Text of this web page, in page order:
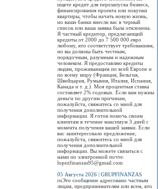
ищете кредит для перезапуска бизнеса,
финансирования проекта или покупки
квартиры, чтобы начать новую жизнь,
но ваши банки внесли вас в черный
список или ваша заявка была отклонена.
Я частный кредитор, предлагающий
кредиты от 2000 до 7 500 000 евро
любому, кто соответствует требованиям,
но вы должны быть честным,
порядочным, разумным и надежным
человеком. Я предоставляю кредиты
людям, проживающим по всей Европе и
по всему миру (Франция, Бельгия,
Швейцария, Румыния, Италия, Испания,
Канада и т. д.). Моя процентная ставка
составляет 2% годовых. Если вам нужны
деньги по другим причинам,
пожалуйста, свяжитесь со мной для
получения дополнительной
информации. Я готов помочь своим
клиентам в течение максимум 3 дней с
момента получения вашей заявки. Если
вас заинтересовало предложение,
пожалуйста, свяжитесь со мной для
получения дополнительной
информации. Вы можете связаться с
нами по электронной почте:
lopezfinanzas95@gmail.com
05 Августа 2026 | GRUPFINANZAS
rnЭто сообщение адресовано частным
лицам, предпринимателям или всем, кто